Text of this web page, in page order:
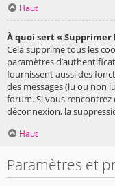
Haut
À quoi sert « Supprimer
Cela supprime tous les
paramètres
fournissent aussi des
des messages (lu ou non
forum. Si vous
déconnexion, la
Haut
Paramètres et